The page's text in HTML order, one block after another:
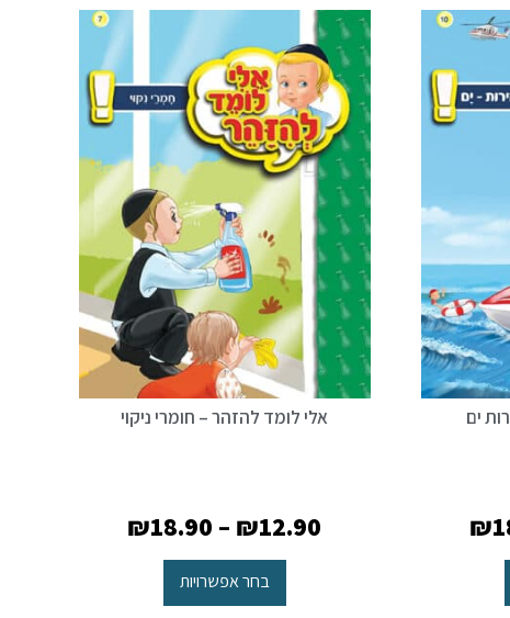
ים
₪
אלי לומד להזהר – חומרי ניקוי
₪12.90
–
₪18.90
בחר אפשרויות